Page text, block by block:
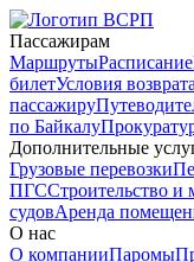
Пассажирам
МаршрутыРасписание
билетУсловия
пассажиру
по Байкалу
Дополнительные
Грузовые перевозки
ПГССтроительство и
судовАренда
О нас
О компанииПаромы